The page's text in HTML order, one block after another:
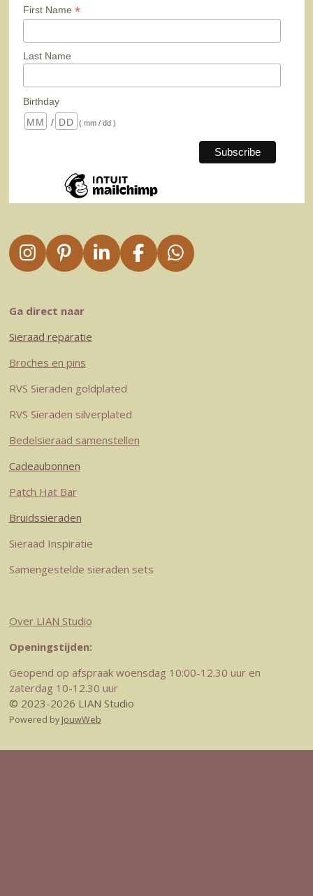
First Name *
Last Name
Birthday
/
( mm / dd )
I
n
t
a
g
r
a
P
i
t
e
r
e
s
L
i
n
F
a
W
h
Ga direct naar
Sieraad reparatie
Broches en pins
RVS Sieraden goldplated
RVS Sieraden silverplated
Bedelsieraad samenstellen
Cadeaubonnen
Patch Hat Bar
Bruidssieraden
Sieraad Inspiratie
Samengestelde sieraden sets
Over LIAN Studio
Openingstijden:
Geopend op afspraak woensdag 10:00-12.30 uur en
zaterdag 10-12.30 uur
© 2023-2026 LIAN Studio
Powered by JouwWeb